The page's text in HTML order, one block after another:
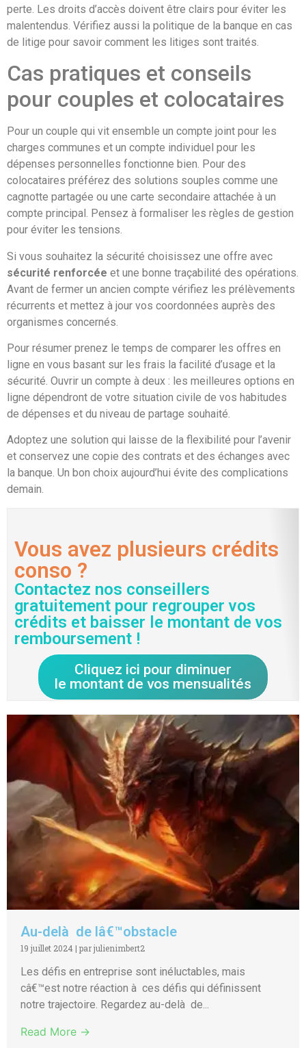
perte. Les droits d’accès doivent être clairs pour éviter les
malentendus. Vérifiez aussi la politique de la banque en cas
de litige pour savoir comment les litiges sont traités.
Cas pratiques et conseils
pour couples et colocataires
Pour un couple qui vit ensemble un compte joint pour les
charges communes et un compte individuel pour les
dépenses personnelles fonctionne bien. Pour des
colocataires préférez des solutions souples comme une
cagnotte partagée ou une carte secondaire attachée à un
compte principal. Pensez à formaliser les règles de gestion
pour éviter les tensions.
Si vous souhaitez la sécurité choisissez une offre avec
sécurité renforcée et une bonne traçabilité des opérations.
Avant de fermer un ancien compte vérifiez les prélèvements
récurrents et mettez à jour vos coordonnées auprès des
organismes concernés.
Pour résumer prenez le temps de comparer les offres en
ligne en vous basant sur les frais la facilité d’usage et la
sécurité. Ouvrir un compte à deux : les meilleures options en
ligne dépendront de votre situation civile de vos habitudes
de dépenses et du niveau de partage souhaité.
Adoptez une solution qui laisse de la flexibilité pour l’avenir
et conservez une copie des contrats et des échanges avec
la banque. Un bon choix aujourd’hui évite des complications
demain.
Vous avez plusieurs crédits
conso ?
Contactez nos conseillers
gratuitement pour regrouper vos
crédits et baisser le montant de vos
remboursement !
Cliquez ici pour diminuer
le montant de vos mensualités
Au-delà de lâ€™obstacle
19 juillet 2024 | par julienimbert2
Les défis en entreprise sont inéluctables, mais
câ€™est notre réaction à ces défis qui définissent
notre trajectoire. Regardez au-delà de...
Read More →